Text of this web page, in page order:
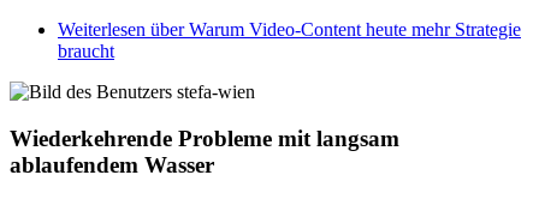
Weiterlesen über Warum Video-Content heute mehr Strategie
braucht
Wiederkehrende Probleme mit langsam
ablaufendem Wasser